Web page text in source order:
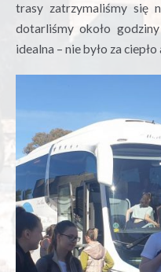
trasy zatrzymaliśmy się
dotarliśmy około
idealna – nie było za